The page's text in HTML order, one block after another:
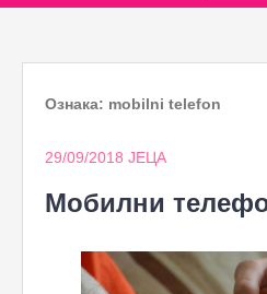
Skip
content
Ознака: mobilni telefon
29/09/2018 ЈЕЦА
Мобилни